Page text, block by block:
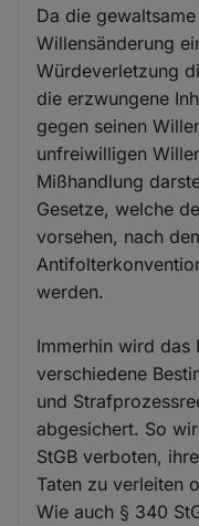
Da die
Willensänderung
Würdeverletzung
die erzwungene
gegen seinen
unfreiwilligen
Mißhandlung
Gesetze, welche
vorsehen, nach
werden.
Immerhin wird das
verschiedene
und
abgesichert. So
StGB verboten,
Taten zu verleiten
Wie auch § 340